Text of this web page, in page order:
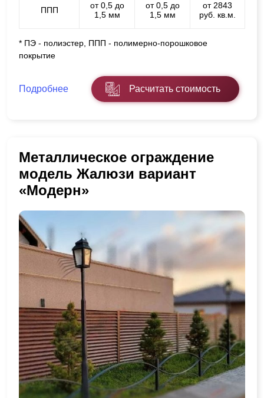
ППП
от 0,5 до
1,5 мм
от 0,5 до
1,5 мм
от 2843
руб. кв.м.
* ПЭ - полиэстер, ППП - полимерно-порошковое
покрытие
Подробнее Расчитать стоимость
Металлическое ограждение
модель Жалюзи вариант
«Модерн»